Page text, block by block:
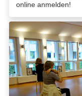
online anmelden!